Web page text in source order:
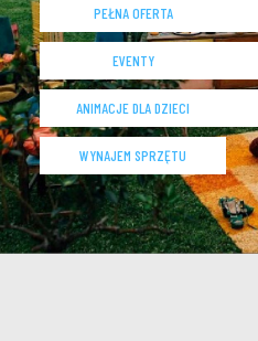
BLOG
KONTAKT
PEŁNA OFERTA
EVENTY
ANIMACJE DLA DZIECI
WYNAJEM SPRZĘTU